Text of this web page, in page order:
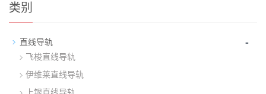
类别
直线导轨 -
飞梭直线导轨
伊维莱直线导轨
上银直线导轨